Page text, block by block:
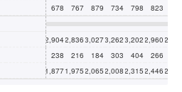
678 767 879 734 798 823
2,9042,836 3,0273,262 3,202 2,960
238 216 184 303 404 266
1,8771,975 2,065 2,008 2,315 2,446